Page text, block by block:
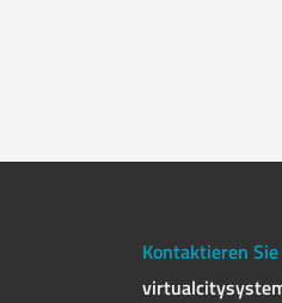
Kontaktieren